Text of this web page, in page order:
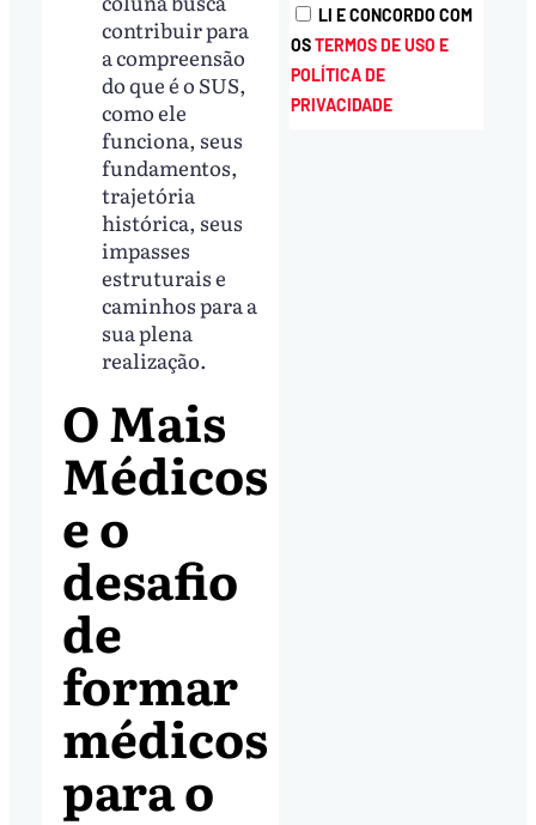
contribuir para
a compreensão
do que é o SUS,
como ele
funciona, seus
fundamentos,
trajetória
histórica, seus
impasses
estruturais e
caminhos para a
sua plena
realização.
O Mais
Médicos
e o
desafio
de
formar
médicos
para o
LI E CONCORDO COM
OSTERMOS DE USO E
POLÍTICA DE
PRIVACIDADE